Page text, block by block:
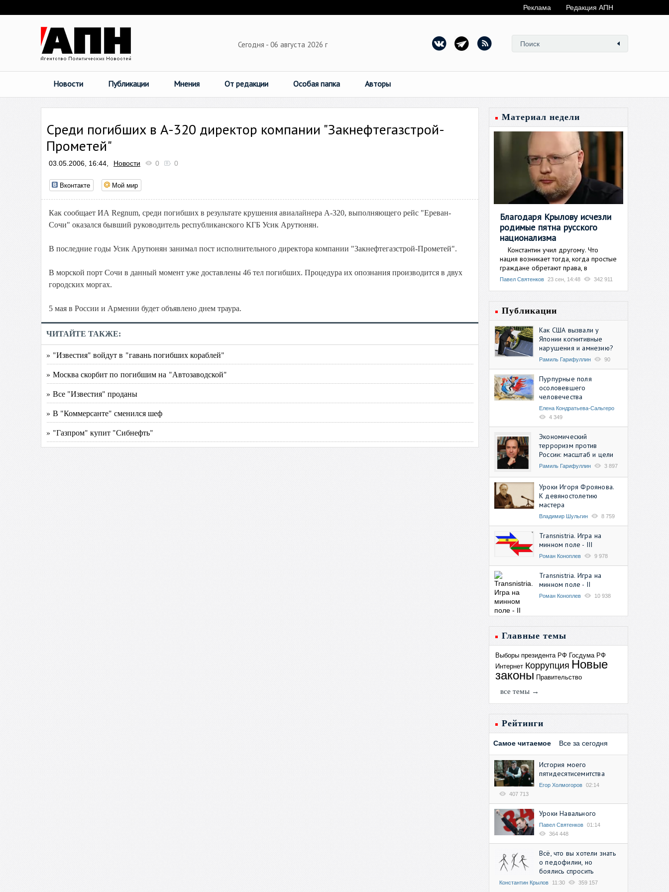
Реклама Редакция АПН
Сегодня - 06 августа 2026 г
Новости Публикации Мнения От редакции Особая папка Авторы
Среди погибших в А-320 директор компании "Закнефтегазстрой-
Прометей"
03.05.2006, 16:44, Новости 0 0
Вконтакте Мой мир
Как сообщает ИА Regnum, среди погибших в результате крушения авиалайнера А-320, выполняющего рейс "Ереван-
Сочи" оказался бывший руководитель республиканского КГБ Усик Арутюнян.
В последние годы Усик Арутюнян занимал пост исполнительного директора компании "Закнефтегазстрой-Прометей".
В морской порт Сочи в данный момент уже доставлены 46 тел погибших. Процедура их опознания производится в двух
городских моргах.
5 мая в России и Армении будет объявлено днем траура.
ЧИТАЙТЕ ТАКЖЕ:
» "Известия" войдут в "гавань погибших кораблей"
» Москва скорбит по погибшим на "Автозаводской"
» Все "Известия" проданы
» В "Коммерсанте" сменился шеф
» "Газпром" купит "Сибнефть"
Материал недели
Благодаря Крылову исчезли
родимые пятна русского
национализма
Константин учил другому. Что
нация возникает тогда, когда простые
граждане обретают права, в
Павел Святенков 23 сен, 14:48 342 911
Публикации
Как США вызвали у
Японии когнитивные
нарушения и амнезию?
Рамиль Гарифуллин 90
Пурпурные поля
осоловевшего
человечества
Елена Кондратьева-Сальгеро
4 349
Экономический
терроризм против
России: масштаб и цели
Рамиль Гарифуллин 3 897
Уроки Игоря Фроянова.
К девяностолетию
мастера
Владимир Шульгин 8 759
Transnistria. Игра на
минном поле - III
Роман Коноплев 9 978
Transnistria. Игра на
минном поле - II
Роман Коноплев 10 938
Главные темы
Выборы президента РФ Госдума РФ
Интернет Коррупция Новые
законы Правительство
все темы →
Рейтинги
Самое читаемое Все за сегодня
История моего
пятидесятисемитства
Егор Холмогоров 02:14
407 713
Уроки Навального
Павел Святенков 01:14
364 448
Всё, что вы хотели знать
о педофилии, но
боялись спросить
Константин Крылов 11:30 359 157